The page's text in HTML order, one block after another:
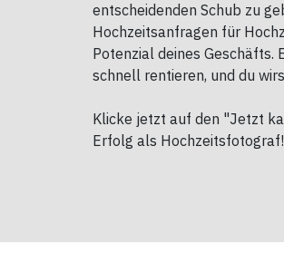
entscheidenden Schub zu
Hochzeitsanfragen für
Potenzial deines Geschäfts.
schnell rentieren, und du
Klicke jetzt auf den "Jetzt
Erfolg als Hochzeitsfotograf!